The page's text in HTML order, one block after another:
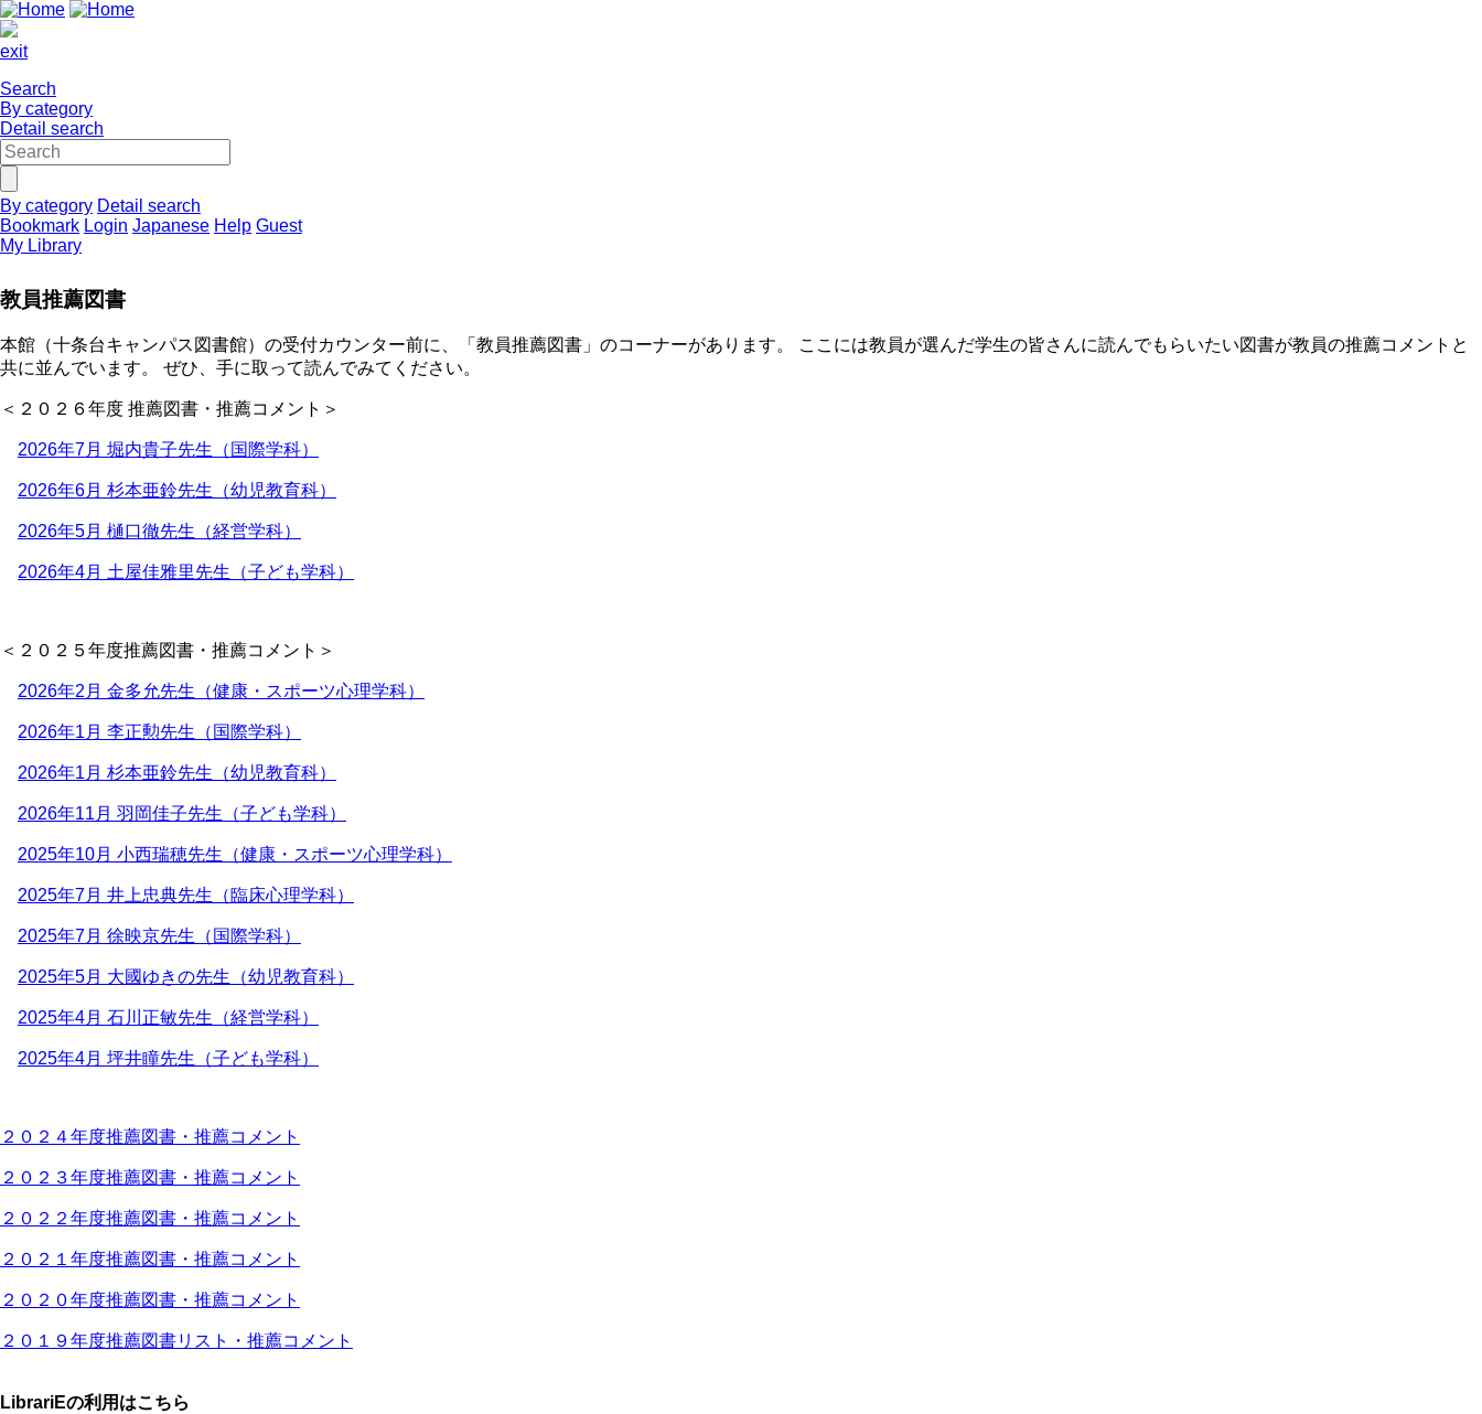
exit
Search
By category
Detail search
By category Detail search
Bookmark Login Japanese Help Guest
My Library
教員推薦図書
本館（十条台キャンパス図書館）の受付カウンター前に、「教員推薦図書」のコーナーがあります。 ここには教員が選んだ学生の皆さんに読んでもらいたい図書が教員の推薦コメントと
共に並んでいます。 ぜひ、手に取って読んでみてください。
＜２０２６年度 推薦図書・推薦コメント＞
2026年7月 堀内貴子先生（国際学科）
2026年6月 杉本亜鈴先生（幼児教育科）
2026年5月 樋口徹先生（経営学科）
2026年4月 土屋佳雅里先生（子ども学科）
＜２０２５年度推薦図書・推薦コメント＞
2026年2月 金多允先生（健康・スポーツ心理学科）
2026年1月 李正勲先生（国際学科）
2026年1月 杉本亜鈴先生（幼児教育科）
2026年11月 羽岡佳子先生（子ども学科）
2025年10月 小西瑞穂先生（健康・スポーツ心理学科）
2025年7月 井上忠典先生（臨床心理学科）
2025年7月 徐映京先生（国際学科）
2025年5月 大國ゆきの先生（幼児教育科）
2025年4月 石川正敏先生（経営学科）
2025年4月 坪井瞳先生（子ども学科）
２０２４年度推薦図書・推薦コメント
２０２３年度推薦図書・推薦コメント
２０２２年度推薦図書・推薦コメント
２０２１年度推薦図書・推薦コメント
２０２０年度推薦図書・推薦コメント
２０１９年度推薦図書リスト・推薦コメント
LibrariEの利用はこちら